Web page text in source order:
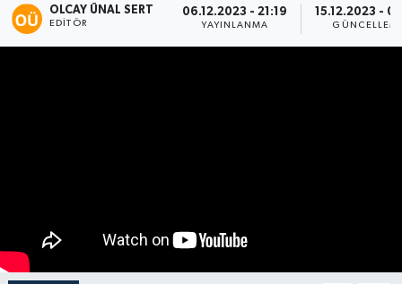
OLCAY ÜNAL SERT
EDITÖR
06.12.2023 - 21:19
YAYINLANMA
15.12.2023 -